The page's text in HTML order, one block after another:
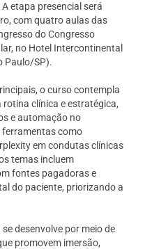
etapa presencial será
com quatro aulas das
do Congresso
no Hotel Intercontinental
Paulo/SP).
o curso contempla
clínica e estratégica,
e automação no
ferramentas como
em condutas clínicas
temas incluem
fontes pagadoras e
do paciente, priorizando a
desenvolve por meio de
promovem imersão,